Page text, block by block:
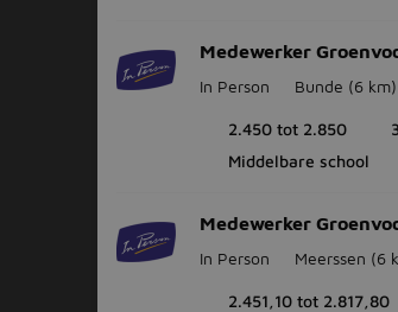
Medewerker
In Person Bunde (6 km)
2.450 tot 2.850
Middelbare school
Medewerker
In Person Meerssen (6
2.451,10 tot 2.817,80